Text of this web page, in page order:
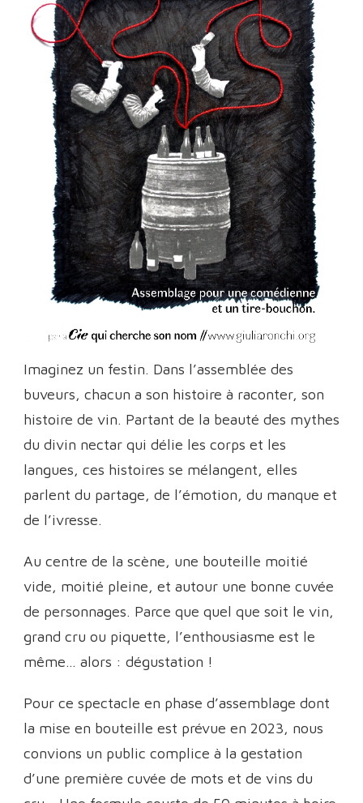
Imaginez un festin. Dans l’assemblée des
buveurs, chacun a son histoire à raconter, son
histoire de vin. Partant de la beauté des mythes
du divin nectar qui délie les corps et les
langues, ces histoires se mélangent, elles
parlent du partage, de l’émotion, du manque et
de l’ivresse.
Au centre de la scène, une bouteille moitié
vide, moitié pleine, et autour une bonne cuvée
de personnages. Parce que quel que soit le vin,
grand cru ou piquette, l’enthousiasme est le
même… alors : dégustation !
Pour ce spectacle en phase d’assemblage dont
la mise en bouteille est prévue en 2023, nous
convions un public complice à la gestation
d’une première cuvée de mots et de vins du